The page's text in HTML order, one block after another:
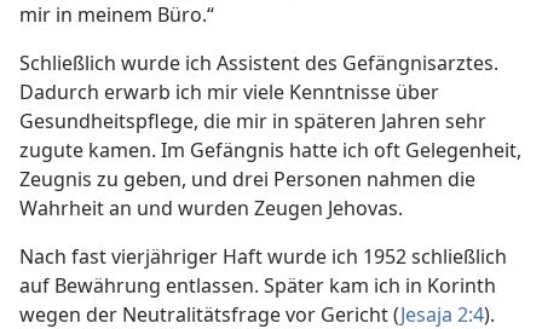
mir in meinem Büro.“
Schließlich wurde ich Assistent des Gefängnisarztes.
Dadurch erwarb ich mir viele Kenntnisse über
Gesundheitspflege, die mir in späteren Jahren sehr
zugute kamen. Im Gefängnis hatte ich oft Gelegenheit,
Zeugnis zu geben, und drei Personen nahmen die
Wahrheit an und wurden Zeugen Jehovas.
Nach fast vierjähriger Haft wurde ich 1952 schließlich
auf Bewährung entlassen. Später kam ich in Korinth
wegen der Neutralitätsfrage vor Gericht (Jesaja 2:4).